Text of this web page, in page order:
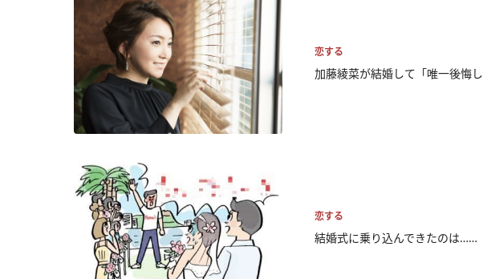
恋する
加藤綾菜が結婚して「唯一後悔し
恋する
結婚式に乗り込んできたのは